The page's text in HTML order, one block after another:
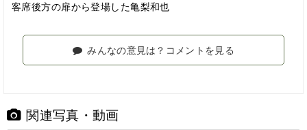
客席後方の扉から登場した亀梨和也
みんなの意見は？コメントを見る
関連写真・動画